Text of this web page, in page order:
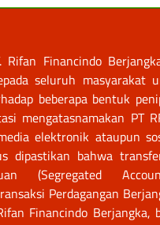
Rifan Financindo
seluruh masyarakat
beberapa bentuk
mengatasnamakan PT
elektronik ataupun
dipastikan bahwa
(Segregated
Perdagangan
Financindo Berjangka,